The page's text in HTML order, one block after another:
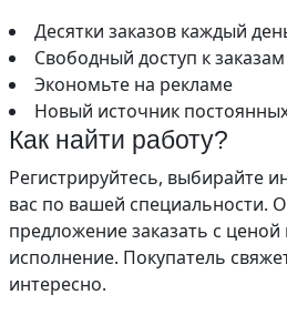
Десятки заказов каждый
Свободный доступ к заказам
Экономьте на рекламе
Новый источник
Как найти работу?
Регистрируйтесь, выбирайте
вас по вашей специальности.
предложение заказать с
исполнение. Покупатель
интересно.